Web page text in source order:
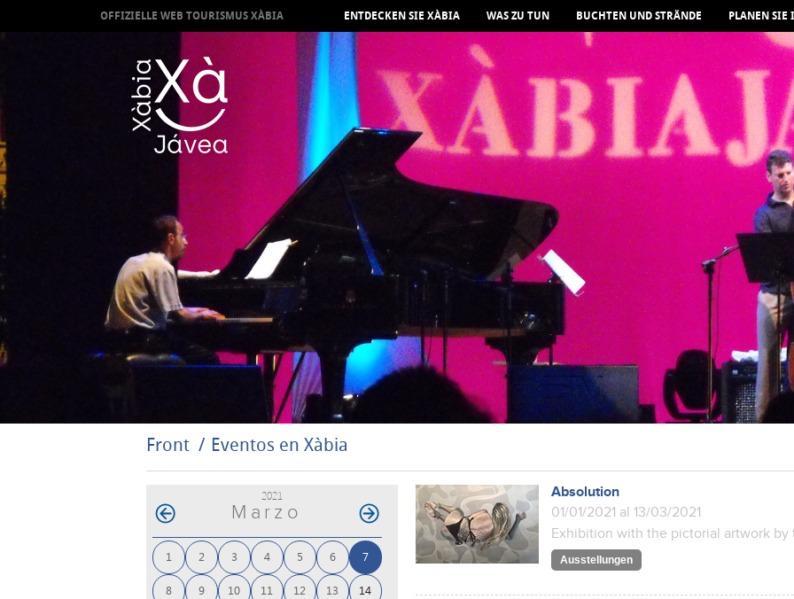
OFFIZIELLE WEB TOURISMUS XÀBIA ENTDECKEN SIE XÀBIA WAS ZU TUN BUCHTEN UND STRÄNDE PLANEN SIE
Front Eventos en Xàbia
2021
Marzo
1 2 3 4 5 6 7
8 9 10 11 12 13 14
Absolution
01/01/2021 al 13/03/2021
Exhibition with the pictorial artwork by
Ausstellungen